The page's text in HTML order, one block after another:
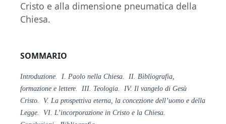
Cristo e alla dimensione pneumatica della
Chiesa.
SOMMARIO
Introduzione. I. Paolo nella Chiesa. II. Bibliografia,
formazione e lettere. III. Teologia. IV. Il vangelo di Gesù
Cristo. V. La prospettiva eterna, la concezione dell’uomo e della
Legge. VI. L’incorporazione in Cristo e la Chiesa.